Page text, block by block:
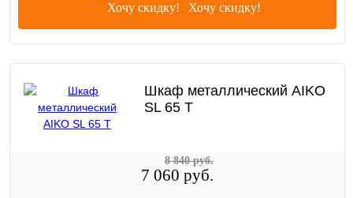
Хочу скидку!
Шкаф металлический AIKO
SL 65 T
7 060 руб.
8 840 руб.